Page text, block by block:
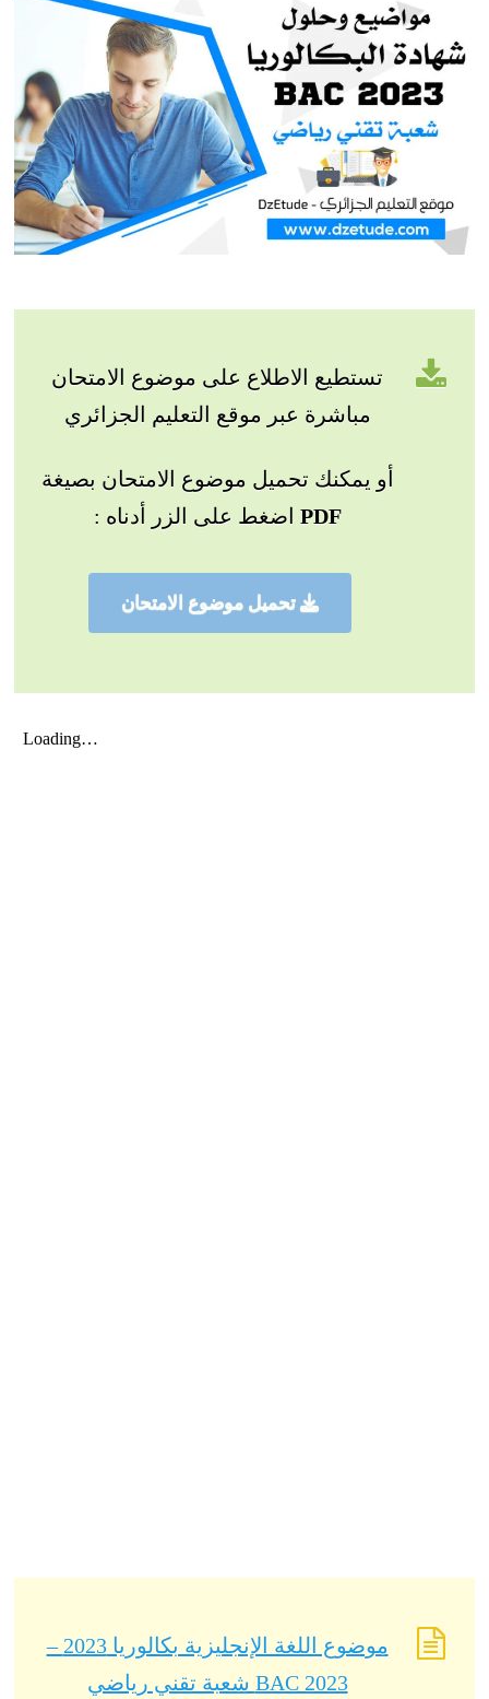
تستطيع الاطلاع على موضوع الامتحان
مباشرة عبر موقع التعليم الجزائري
أو يمكنك تحميل موضوع الامتحان بصيغة
PDF اضغط على الزر أدناه :
تحميل موضوع الامتحان
موضوع اللغة الإنجليزية بكالوريا 2023 –
BAC 2023 شعبة تقني رياضي